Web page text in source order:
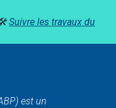
Suivre les travaux du
est un